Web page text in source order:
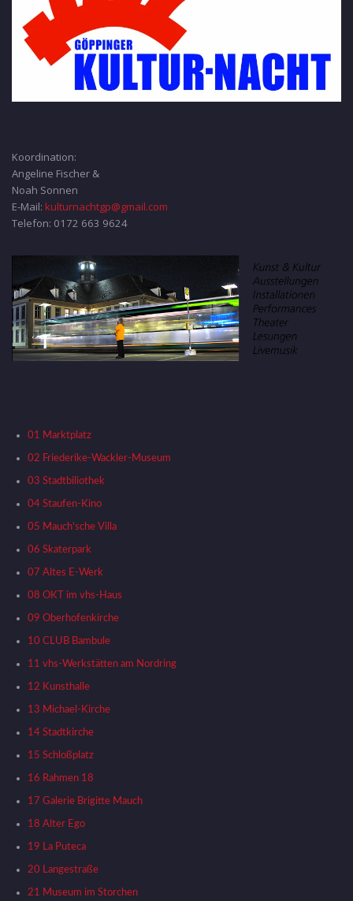
Koordination:
Angeline Fischer &
Noah Sonnen
E-Mail: kulturnachtgp@gmail.com
Telefon: 0172 663 9624
01 Marktplatz
02 Friederike-Wackler-Museum
03 Stadtbiliothek
04 Staufen-Kino
05 Mauch'sche Villa
06 Skaterpark
07 Altes E-Werk
08 OKT im vhs-Haus
09 Oberhofenkirche
10 CLUB Bambule
11 vhs-Werkstätten am Nordring
12 Kunsthalle
13 Michael-Kirche
14 Stadtkirche
15 Schloßplatz
16 Rahmen 18
17 Galerie Brigitte Mauch
18 Alter Ego
19 La Puteca
20 Langestraße
21 Museum im Storchen